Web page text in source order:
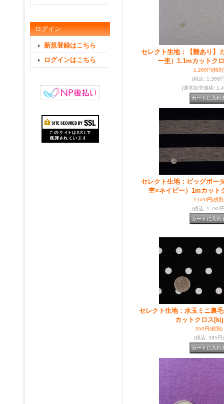
ログイン
新規登録はこちら
ログインはこちら
セレクト生地：【難あり】
ー杢）1.1mカットク
1,260円(税別
(税込: 1,386
[通常販売価格:
セレクト生地：ビッグボー
杢×ネイビー）1mカット
1,620円(税別
(税込: 1,782
セレクト生地：水玉ミニ裏
カットクロス
350円(税別)
(税込: 385円)